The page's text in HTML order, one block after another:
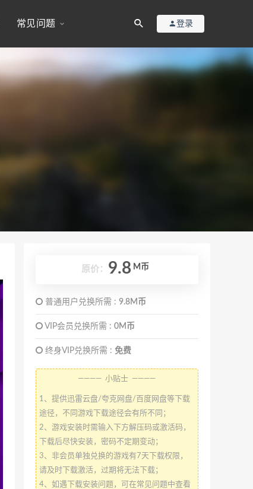
常见问题 登录
原价： 9.8 M币
普通用户兑换所需 : 9.8M币
VIP会员兑换所需 : 0M币
终身VIP兑换所需 : 免费
———— 小贴士 ————
1、提供迅雷云盘/夸克网盘/百度网盘等下载
途径，不同游戏下载途径会有所不同；
2、游戏安装时需输入下方解压码或激活码，
下载后尽快安装，密码不定期变动；
3、非会员单独兑换的游戏有7天下载权限，
请及时下载激活，过期将无法下载；
4、如遇下载安装问题，可在常见问题中查看